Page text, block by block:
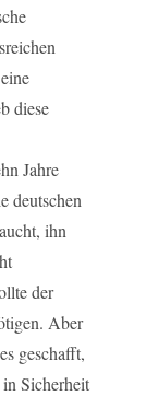
diese
Jahre
deutschen
ihn
der
Aber
geschafft,
Sicherheit